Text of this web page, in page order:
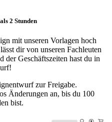
2 Stunden
mit unseren Vorlagen hoch
dir von unseren Fachleuten
der Geschäftszeiten hast du in
zur Freigabe.
Änderungen an, bis du 100
bist.